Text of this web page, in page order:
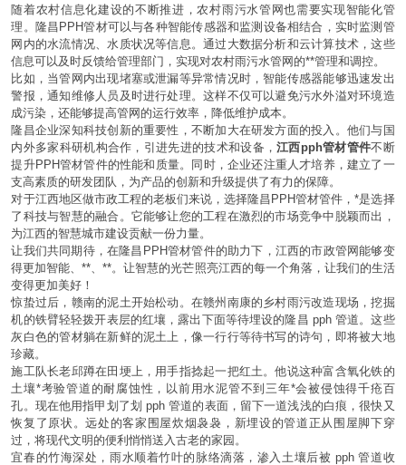
随着农村信息化建设的不断推进，农村雨污水管网也需要实现智能化管
理。隆昌PPH管材可以与各种智能传感器和监测设备相结合，实时监测管
网内的水流情况、水质状况等信息。通过大数据分析和云计算技术，这些
信息可以及时反馈给管理部门，实现对农村雨污水管网的**管理和调控。
比如，当管网内出现堵塞或泄漏等异常情况时，智能传感器能够迅速发出
警报，通知维修人员及时进行处理。这样不仅可以避免污水外溢对环境造
成污染，还能够提高管网的运行效率，降低维护成本。
隆昌企业深知科技创新的重要性，不断加大在研发方面的投入。他们与国
内外多家科研机构合作，引进先进的技术和设备，江西pph管材管件不断
提升PPH管材管件的性能和质量。同时，企业还注重人才培养，建立了一
支高素质的研发团队，为产品的创新和升级提供了有力的保障。
对于江西地区做市政工程的老板们来说，选择隆昌PPH管材管件，*是选择
了科技与智慧的融合。它能够让您的工程在激烈的市场竞争中脱颖而出，
为江西的智慧城市建设贡献一份力量。
让我们共同期待，在隆昌PPH管材管件的助力下，江西的市政管网能够变
得更加智能、**、**。让智慧的光芒照亮江西的每一个角落，让我们的生活
变得更加美好！
惊蛰过后，赣南的泥土开始松动。在赣州南康的乡村雨污改造现场，挖掘
机的铁臂轻轻拨开表层的红壤，露出下面等待埋设的隆昌 pph 管道。这些
灰白色的管材躺在新鲜的泥土上，像一行行等待书写的诗句，即将被大地
珍藏。
施工队长老邱蹲在田埂上，用手指捻起一把红土。他说这种富含氧化铁的
土壤*考验管道的耐腐蚀性，以前用水泥管不到三年*会被侵蚀得千疮百
孔。现在他用指甲划了划 pph 管道的表面，留下一道浅浅的白痕，很快又
恢复了原状。远处的客家围屋炊烟袅袅，新埋设的管道正从围屋脚下穿
过，将现代文明的便利悄悄送入古老的家园。
宜春的竹海深处，雨水顺着竹叶的脉络滴落，渗入土壤后被 pph 管道收